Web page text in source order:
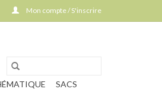
Mon compte / S'inscrire
SACS